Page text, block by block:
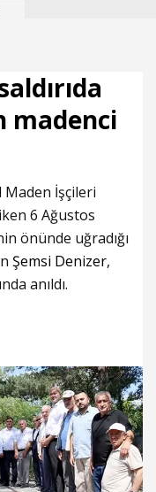
madenci
Maden İşçileri
6 Ağustos
önünde uğradığı
Şemsi Denizer,
anıldı.